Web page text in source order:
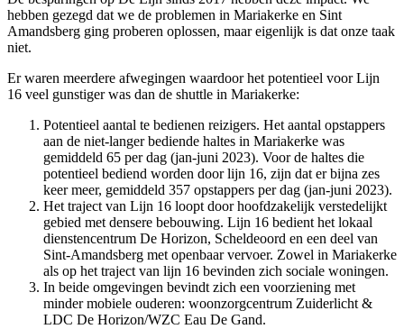
hebben gezegd dat we de problemen in Mariakerke en Sint
Amandsberg ging proberen oplossen, maar eigenlijk is dat onze taak
niet.
Er waren meerdere afwegingen waardoor het potentieel voor Lijn
16 veel gunstiger was dan de shuttle in Mariakerke:
Potentieel aantal te bedienen reizigers. Het aantal opstappers
aan de niet-langer bediende haltes in Mariakerke was
gemiddeld 65 per dag (jan-juni 2023). Voor de haltes die
potentieel bediend worden door lijn 16, zijn dat er bijna zes
keer meer, gemiddeld 357 opstappers per dag (jan-juni 2023).
Het traject van Lijn 16 loopt door hoofdzakelijk verstedelijkt
gebied met densere bebouwing. Lijn 16 bedient het lokaal
dienstencentrum De Horizon, Scheldeoord en een deel van
Sint-Amandsberg met openbaar vervoer. Zowel in Mariakerke
als op het traject van lijn 16 bevinden zich sociale woningen.
In beide omgevingen bevindt zich een voorziening met
minder mobiele ouderen: woonzorgcentrum Zuiderlicht &
LDC De Horizon/WZC Eau De Gand.